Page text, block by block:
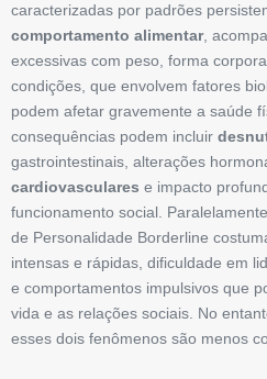
caracterizadas por padrões
comportamento alimentar,
excessivas com peso, forma
condições, que envolvem fatores
podem afetar gravemente a saúde
consequências podem incluir
gastrointestinais, alterações
cardiovasculares e impacto
funcionamento social.
de Personalidade Borderline
intensas e rápidas, dificuldade em
e comportamentos impulsivos que
vida e as relações sociais. No
esses dois fenômenos são menos